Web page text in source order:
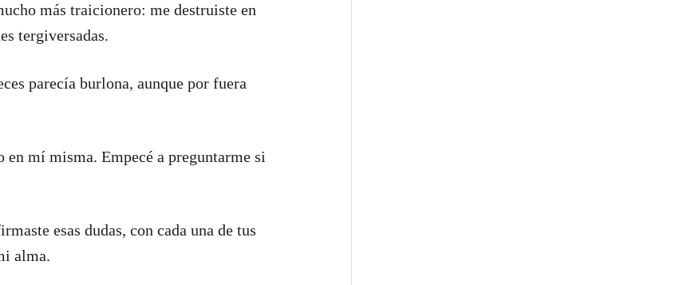
más traicionero: me destruiste en
tergiversadas.
parecía burlona, aunque por fuera
mí misma. Empecé a preguntarme si
esas dudas, con cada una de tus
alma.